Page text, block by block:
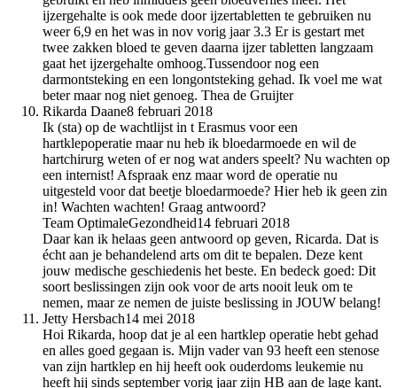
ijzergehalte is ook mede door ijzertabletten te gebruiken nu
weer 6,9 en het was in nov vorig jaar 3.3 Er is gestart met
twee zakken bloed te geven daarna ijzer tabletten langzaam
gaat het ijzergehalte omhoog.Tussendoor nog een
darmontsteking en een longontsteking gehad. Ik voel me wat
beter maar nog niet genoeg. Thea de Gruijter
Rikarda Daane8 februari 2018
Ik (sta) op de wachtlijst in t Erasmus voor een
hartklepoperatie maar nu heb ik bloedarmoede en wil de
hartchirurg weten of er nog wat anders speelt? Nu wachten op
een internist! Afspraak enz maar word de operatie nu
uitgesteld voor dat beetje bloedarmoede? Hier heb ik geen zin
in! Wachten wachten! Graag antwoord?
Team OptimaleGezondheid14 februari 2018
Daar kan ik helaas geen antwoord op geven, Ricarda. Dat is
écht aan je behandelend arts om dit te bepalen. Deze kent
jouw medische geschiedenis het beste. En bedeck goed: Dit
soort beslissingen zijn ook voor de arts nooit leuk om te
nemen, maar ze nemen de juiste beslissing in JOUW belang!
Jetty Hersbach14 mei 2018
Hoi Rikarda, hoop dat je al een hartklep operatie hebt gehad
en alles goed gegaan is. Mijn vader van 93 heeft een stenose
van zijn hartklep en hij heeft ook ouderdoms leukemie nu
heeft hij sinds september vorig jaar zijn HB aan de lage kant.